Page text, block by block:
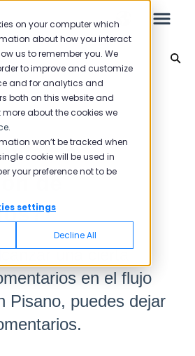
on your computer which
about how you interact
us to remember you. We
to improve and customize
and for analytics and
both on this website and
about the cookies we
.
won’t be tracked when
cookie will be used in
your preference not to be
settings
Decline All
la
de
una cierta
en el flujo
Pisano, puedes dejar